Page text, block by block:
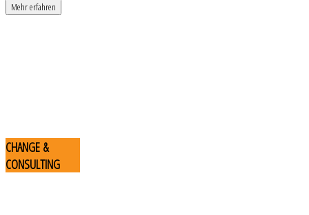
Mehr erfahren
CHANGE &
CONSULTING